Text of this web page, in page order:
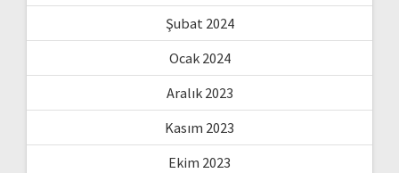
Şubat 2024
Ocak 2024
Aralık 2023
Kasım 2023
Ekim 2023